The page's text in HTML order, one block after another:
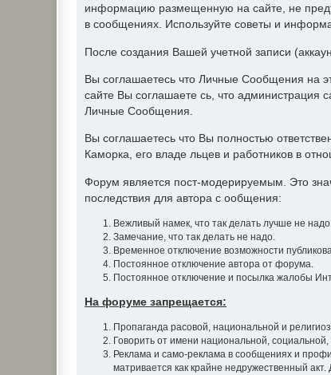
информацию размещенную на сайте, не
в сообщениях. Используйте советы и
После создания Вашей учетной записи
Вы соглашаетесь что Личные Сообщения на
сайте Вы соглашаете сь, что
Личные Сообщения.
Вы соглашаетесь что Вы полностью
Каморка, его владе льцев и работников в
Форум является пост-модерируемым. Это
последствия для автора с ообщения:
Вежливый намек, что так делать лучше не
Замечание, что так делать не надо.
Временное отключение возможности
Постоянное отключение автора от форума.
Постоянное отключение и посылка жалобы
На форуме запрещается:
Пропаганда расовой, национальной и
Говорить от имени национальной,
Реклама и само-реклама в сообщениях и
матривается как крайне недружественный